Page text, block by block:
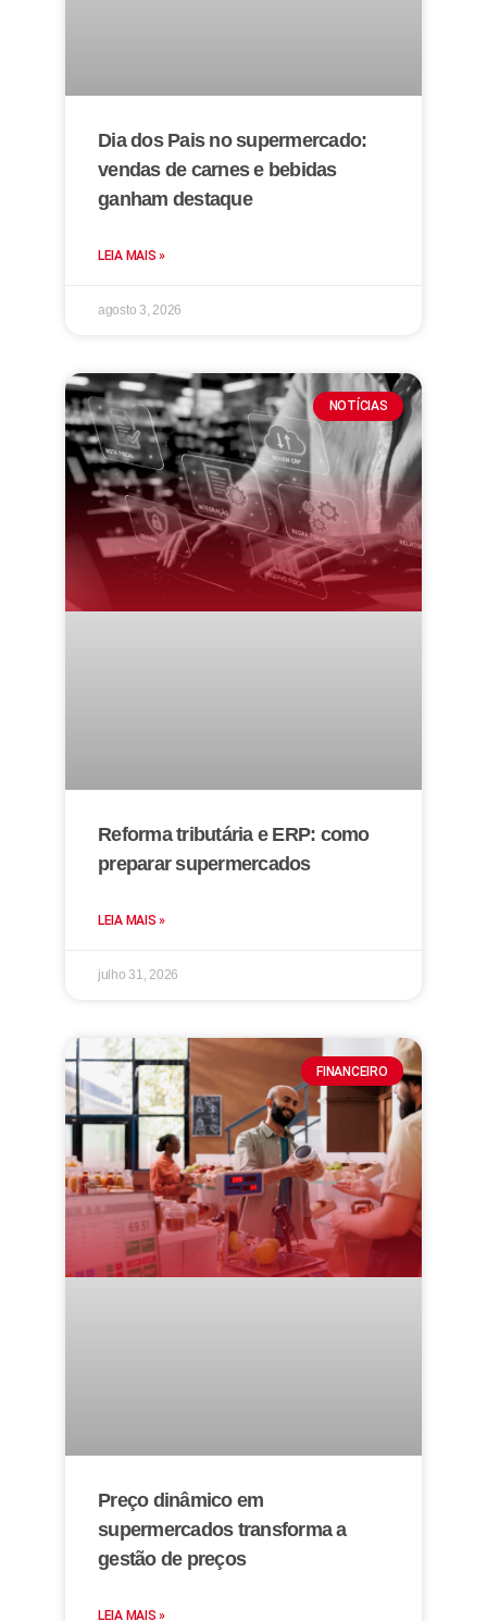
Dia dos Pais no supermercado:
vendas de carnes e bebidas
ganham destaque
LEIA MAIS »
agosto 3, 2026
NOTÍCIAS
Reforma tributária e ERP: como
preparar supermercados
LEIA MAIS »
julho 31, 2026
FINANCEIRO
Preço dinâmico em
supermercados transforma a
gestão de preços
LEIA MAIS »